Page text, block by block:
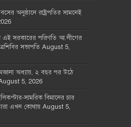
অনুষ্ঠানে রাষ্ট্রপতির সামনেই
এই সরকারের পরিণতি আ.লীগের
সভাপতি August 5,
অধ্যায়, ২ বছর পর উঠে
5, 2026
সামরিক বিমানের চার
এখন কোথায় August 5,